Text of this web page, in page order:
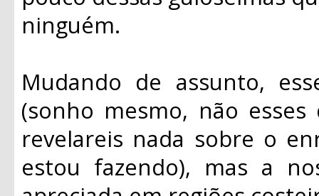
ninguém.
Mudando de assunto,
(sonho mesmo, não
revelareis nada sobre o
estou fazendo), mas a